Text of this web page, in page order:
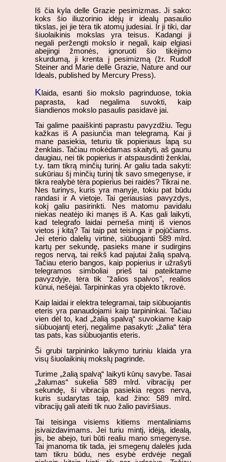
Iš čia kyla delle Grazie pesimizmas. Ji sako:
koks šio iliuzorinio idėjų ir idealų pasaulio
tikslas, jei jie tėra tik atomų judesiai. Ir ji tiki, dar
šiuolaikinis mokslas yra teisus. Kadangi ji
negali peržengti mokslo ir negali, kaip elgiasi
abejingi žmonės, ignoruoti šio tikėjimo
skurdumą, ji krenta į pesimizmą (žr. Rudolf
Steiner and Marie delle Grazie, Nature and our
Ideals, published by Mercury Press).
K laida, esanti šio mokslo pagrinduose, tokia
paprasta, kad negalima suvokti, kaip
šiandienos mokslo pasaulis pasidavė jai.
Tai galime paaiškinti paprastu pavyzdžiu. Tegu
kažkas iš A pasiunčia man telegramą. Kai ji
mane pasiekia, teturiu tik popieriaus lapą su
ženklais. Tačiau mokėdamas skaityti, aš gaunu
daugiau, nei tik popierius ir atspausdinti ženklai,
t.y. tam tikrą minčių turinį. Ar galiu tada sakyti:
sukūriau šį minčių turinį tik savo smegenyse, ir
tikra realybė tėra popierius bei raidės? Tikrai ne.
Nes turinys, kuris yra manyje, tokiu pat būdu
randasi ir A vietoje. Tai geriausias pavyzdys,
kokį galiu pasirinkti. Nes matomu pavidalu
niekas neatėjo iki manęs iš A. Kas gali laikyti,
kad telegrafo laidai perneša mintį iš vienos
vietos į kitą? Tai taip pat teisinga ir pojūčiams.
Jei eterio dalelių virtinė, siūbuojanti 589 mlrd.
kartų per sekundę, pasieks mane ir sudirgins
regos nervą, tai reikš kad pajutai žalią spalvą.
Tačiau eterio bangos, kaip popierius ir užrašyti
telegramos simboliai prieš tai pateiktame
pavyzdyje, tėra tik "žalios spalvos", realios
kūnui, nešėjai. Tarpininkas yra objekto tikrovė.
Kaip laidai ir elektra telegramai, taip siūbuojantis
eteris yra panaudojami kaip tarpininkai. Tačiau
vien dėl to, kad „žalią spalvą“ suvokiame kaip
siūbuojantį eterį, negalime pasakyti: „žalia“ tėra
tas pats, kas siūbuojantis eteris.
Ši grubi tarpininko laikymo turiniu klaida yra
visų šiuolaikinių mokslų pagrinde.
Turime „žalią spalvą“ laikyti kūnų savybe. Tasai
„žalumas“ sukelia 589 mlrd. vibracijų per
sekundę, ši vibracija pasiekia regos nervą,
kuris sudarytas taip, kad žino: 589 mlrd.
vibracijų gali ateiti tik nuo žalio paviršiaus.
Tai teisinga visiems kitiems mentaliniams
įsivaizdavimams. Jei turiu mintį, idėją, idealą,
jis, be abejo, turi būti realiu mano smegenyse.
Tai įmanoma tik tada, jei smegenų dalelės juda
tam tikru būdu, nes esybė erdvėje negali